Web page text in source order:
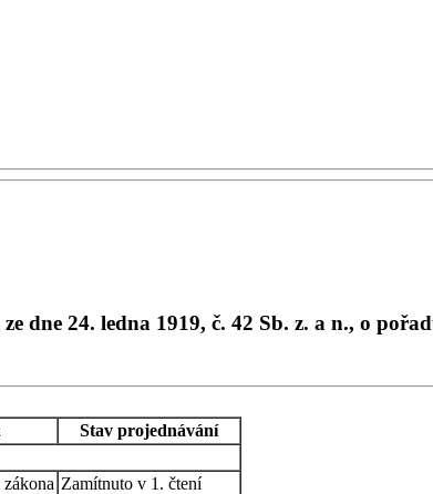
dne 24. ledna 1919, č. 42 Sb. z. a n., o
Stav projednávání
Zamítnuto v 1. čtení